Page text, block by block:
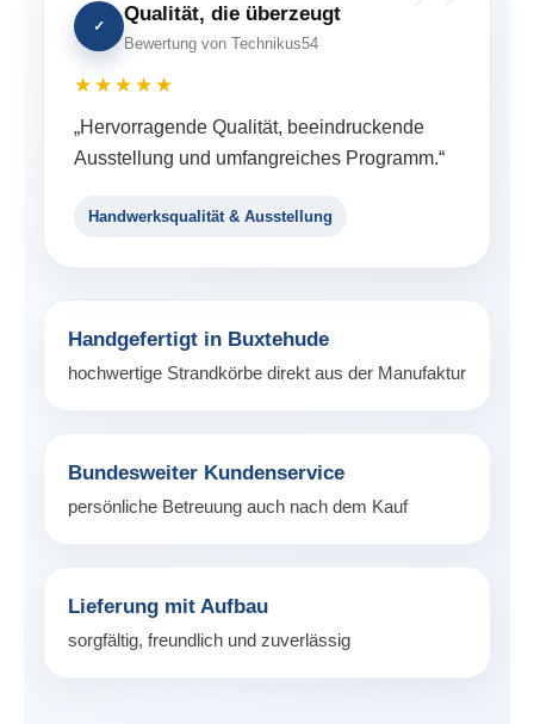
✓
Qualität, die überzeugt
Bewertung von Technikus54
★★★★★
„Hervorragende Qualität, beeindruckende
Ausstellung und umfangreiches Programm.“
Handwerksqualität & Ausstellung
Handgefertigt in Buxtehude
hochwertige Strandkörbe direkt aus der Manufaktur
Bundesweiter Kundenservice
persönliche Betreuung auch nach dem Kauf
Lieferung mit Aufbau
sorgfältig, freundlich und zuverlässig